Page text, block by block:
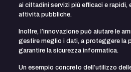
ai cittadini servizi più efficaci e rapidi,
attività pubbliche.
Inoltre, l’innovazione può aiutare le
gestire meglio i dati, a proteggere la
garantire la sicurezza informatica.
Un esempio concreto dell’utilizzo